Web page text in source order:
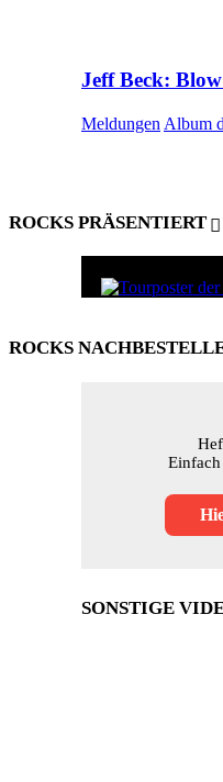
Jeff Beck:
Meldungen Album
ROCKS PRÄSENTIERT
ROCKS
SONSTIGE